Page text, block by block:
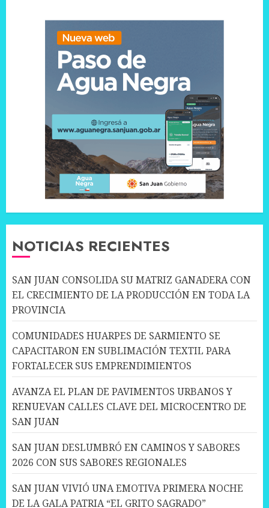
NOTICIAS RECIENTES
SAN JUAN CONSOLIDA SU MATRIZ GANADERA CON
EL CRECIMIENTO DE LA PRODUCCIÓN EN TODA LA
PROVINCIA
COMUNIDADES HUARPES DE SARMIENTO SE
CAPACITARON EN SUBLIMACIÓN TEXTIL PARA
FORTALECER SUS EMPRENDIMIENTOS
AVANZA EL PLAN DE PAVIMENTOS URBANOS Y
RENUEVAN CALLES CLAVE DEL MICROCENTRO DE
SAN JUAN
SAN JUAN DESLUMBRÓ EN CAMINOS Y SABORES
2026 CON SUS SABORES REGIONALES
SAN JUAN VIVIÓ UNA EMOTIVA PRIMERA NOCHE
DE LA GALA PATRIA “EL GRITO SAGRADO”